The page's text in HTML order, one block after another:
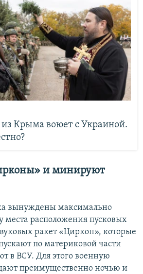
Крыма воюет с Украиной.
и минируют
вынуждены максимально
места расположения пусковых
ракет «Циркон», которые
по материковой части
в ВСУ. Для этого военную
преимущественно ночью и